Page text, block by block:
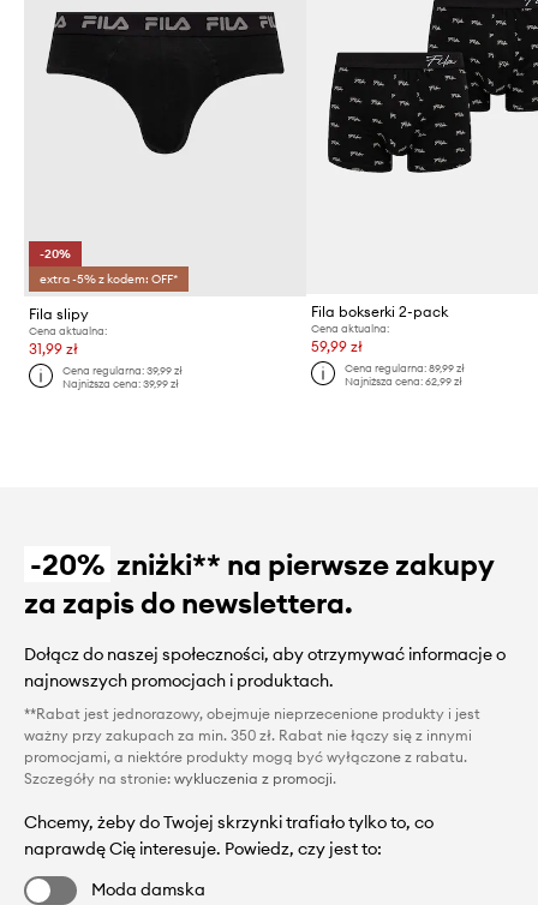
-20%
extra -5% z kodem: OFF*
Fila slipy
Cena aktualna:
31,99 zł
Cena regularna:39,99 zł
Najniższa cena:39,99 zł
Fila bokserki 2-pack
Cena aktualna:
59,99 zł
Cena regularna: 89,99 zł
Najniższa cena: 62,99 zł
-20% zniżki** na pierwsze zakupy
za zapis do newslettera.
Dołącz do naszej społeczności, aby otrzymywać informacje o
najnowszych promocjach i produktach.
**Rabat jest jednorazowy, obejmuje nieprzecenione produkty i jest
ważny przy zakupach za min. 350 zł. Rabat nie łączy się z innymi
promocjami, a niektóre produkty mogą być wyłączone z rabatu.
Szczegóły na stronie: wykluczenia z promocji.
Chcemy, żeby do Twojej skrzynki trafiało tylko to, co
naprawdę Cię interesuje. Powiedz, czy jest to:
Moda damska